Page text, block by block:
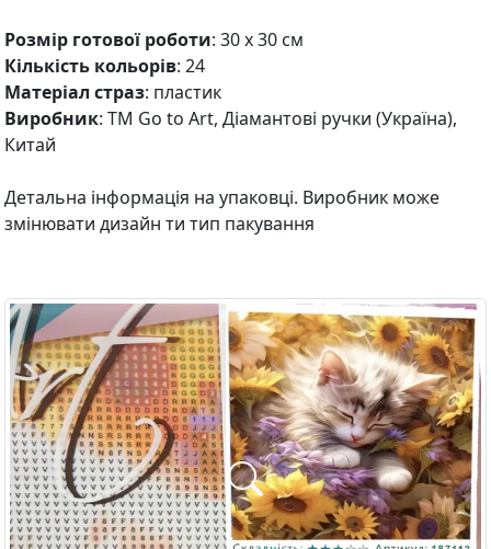
Розмір готової роботи: 30 х 30 см
Кількість кольорів: 24
Матеріал страз: пластик
Виробник: ТМ Go to Art, Діамантові ручки (Україна),
Китай
Детальна інформація на упаковці. Виробник може
змінювати дизайн ти тип пакування